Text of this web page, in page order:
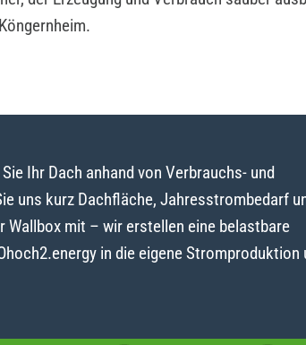
Ihr Dach anhand von Verbrauchs- und
uns kurz Dachfläche, Jahresstrombedarf
Wallbox mit – wir erstellen eine belastbare
in die eigene Stromproduktion